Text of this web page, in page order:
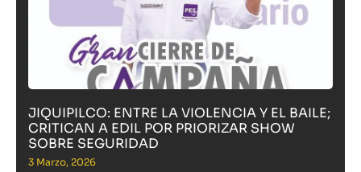
JIQUIPILCO: ENTRE LA VIOLENCIA Y EL BAILE;
CRITICAN A EDIL POR PRIORIZAR SHOW
SOBRE SEGURIDAD
3 Marzo, 2026